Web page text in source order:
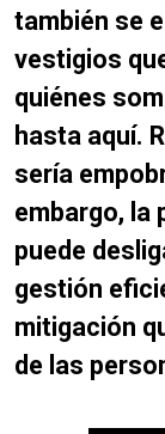
también se
vestigios
quiénes
hasta aquí.
sería
embargo, la
puede
gestión
mitigación
de las